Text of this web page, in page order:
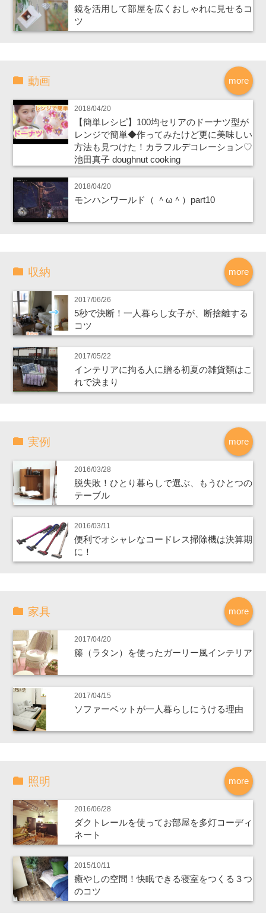
鏡を活用して部屋を広くおしゃれに見せるコ
ツ
more
動画
2018/04/20
【簡単レシピ】100均セリアのドーナツ型が
レンジで簡単◆作ってみたけど更に美味しい
方法も見つけた！カラフルデコレーション♡
池田真子 doughnut cooking
2018/04/20
モンハンワールド（ ＾ω＾）part10
more
収納
2017/06/26
5秒で決断！一人暮らし女子が、断捨離する
コツ
2017/05/22
インテリアに拘る人に贈る初夏の雑貨類はこ
れで決まり
more
実例
2016/03/28
脱失敗！ひとり暮らしで選ぶ、もうひとつの
テーブル
2016/03/11
便利でオシャレなコードレス掃除機は決算期
に！
more
家具
2017/04/20
籐（ラタン）を使ったガーリー風インテリア
2017/04/15
ソファーベットが一人暮らしにうける理由
more
照明
2016/06/28
ダクトレールを使ってお部屋を多灯コーディ
ネート
2015/10/11
癒やしの空間！快眠できる寝室をつくる３つ
のコツ